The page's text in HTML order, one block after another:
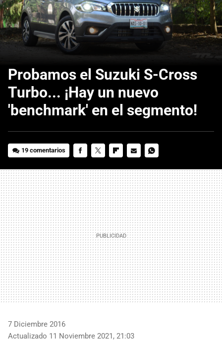
Probamos el Suzuki S-Cross
Turbo... ¡Hay un nuevo
'benchmark' en el segmento!
19 comentarios
MAIL
7 Diciembre 2016
Actualizado 11 Noviembre 2021, 21:03